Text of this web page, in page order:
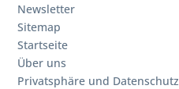
Newsletter
Sitemap
Startseite
Über uns
Privatsphäre und Datenschutz